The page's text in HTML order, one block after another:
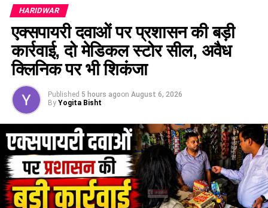
HARIDWAR
एक्सपायरी दवाओं पर प्रशासन की बड़ी
कार्रवाई, दो मेडिकल स्टोर सील, अवैध
क्लिनिक पर भी शिकंजा
Published 5 hours agoon August 6, 2026
By Yogita Bisht